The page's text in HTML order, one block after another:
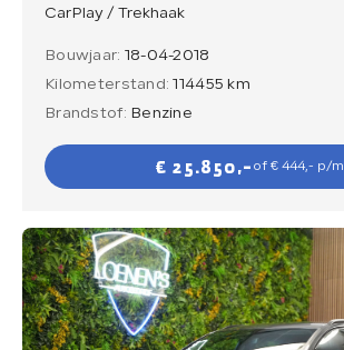
Direct contact
Direct contact
info@loenensautobedrijf.nl
+31 6 23892532
Adres
De Groendijck 43
3466 NJ Waarder
CarPlay / Trekhaak
Bouwjaar: 18-04-2018
Kilometerstand:114455 km
Brandstof: Benzine
€ 25.850,- of € 444,- p/m